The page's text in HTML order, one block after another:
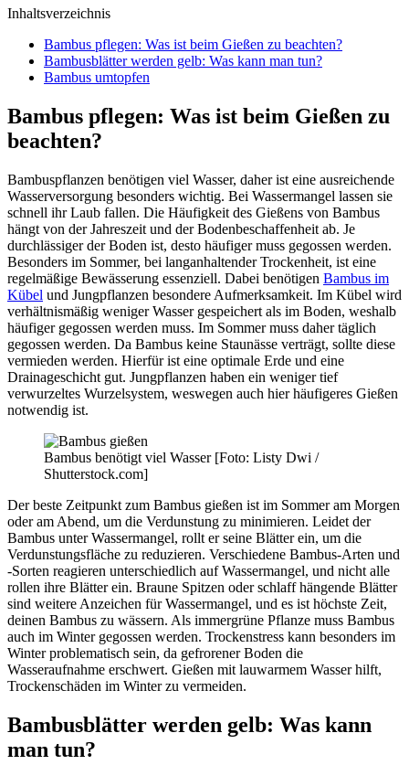
Inhaltsverzeichnis
Bambus pflegen: Was ist beim Gießen zu beachten?
Bambusblätter werden gelb: Was kann man tun?
Bambus umtopfen
Bambus pflegen: Was ist beim Gießen zu
beachten?
Bambuspflanzen benötigen viel Wasser, daher ist eine ausreichende
Wasserversorgung besonders wichtig. Bei Wassermangel lassen sie
schnell ihr Laub fallen. Die Häufigkeit des Gießens von Bambus
hängt von der Jahreszeit und der Bodenbeschaffenheit ab. Je
durchlässiger der Boden ist, desto häufiger muss gegossen werden.
Besonders im Sommer, bei langanhaltender Trockenheit, ist eine
regelmäßige Bewässerung essenziell. Dabei benötigen Bambus im
Kübel und Jungpflanzen besondere Aufmerksamkeit. Im Kübel wird
verhältnismäßig weniger Wasser gespeichert als im Boden, weshalb
häufiger gegossen werden muss. Im Sommer muss daher täglich
gegossen werden. Da Bambus keine Staunässe verträgt, sollte diese
vermieden werden. Hierfür ist eine optimale Erde und eine
Drainageschicht gut. Jungpflanzen haben ein weniger tief
verwurzeltes Wurzelsystem, weswegen auch hier häufigeres Gießen
notwendig ist.
Bambus benötigt viel Wasser [Foto: Listy Dwi /
Shutterstock.com]
Der beste Zeitpunkt zum Bambus gießen ist im Sommer am Morgen
oder am Abend, um die Verdunstung zu minimieren. Leidet der
Bambus unter Wassermangel, rollt er seine Blätter ein, um die
Verdunstungsfläche zu reduzieren. Verschiedene Bambus-Arten und
-Sorten reagieren unterschiedlich auf Wassermangel, und nicht alle
rollen ihre Blätter ein. Braune Spitzen oder schlaff hängende Blätter
sind weitere Anzeichen für Wassermangel, und es ist höchste Zeit,
deinen Bambus zu wässern. Als immergrüne Pflanze muss Bambus
auch im Winter gegossen werden. Trockenstress kann besonders im
Winter problematisch sein, da gefrorener Boden die
Wasseraufnahme erschwert. Gießen mit lauwarmem Wasser hilft,
Trockenschäden im Winter zu vermeiden.
Bambusblätter werden gelb: Was kann
man tun?